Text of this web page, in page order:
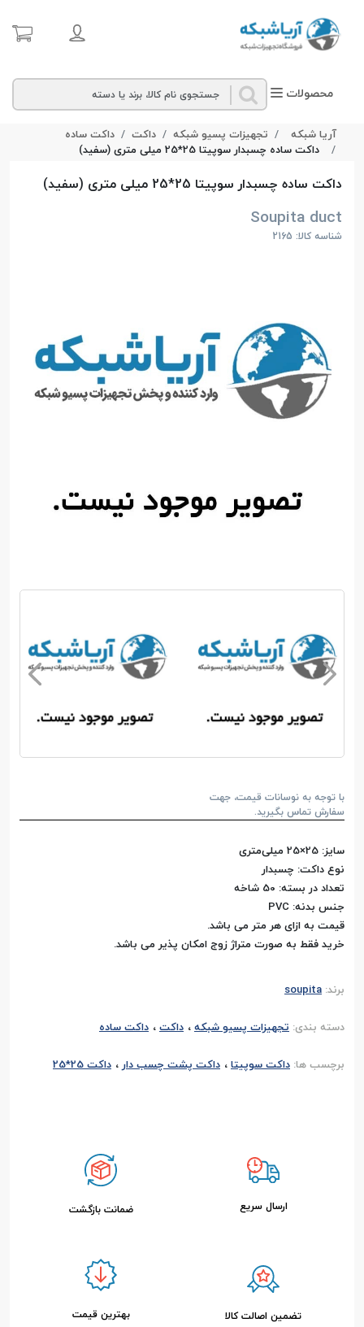
محصولات
آریا شبکه تجهیزات پسیو شبکه داکت
داکت ساده
داکت ساده چسبدار سوپیتا 25*25 میلی‌ متری (سفید)
داکت ساده چسبدار سوپیتا 25*25 میلی‌ متری (سفید)
Soupita duct
شناسه کالا: 2165
با توجه به نوسانات قیمت، جهت
سفارش تماس بگیرید.
سایز: 25×25 میلی‌متری
نوع داکت: چسبدار
تعداد در بسته: 50 شاخه
جنس بدنه: PVC
قیمت به ازای هر متر می باشد.
خرید فقط به صورت متراژ زوج امکان پذیر می باشد.
برند: soupita
دسته بندی: تجهیزات پسیو شبکه، داکت، داکت ساده
برچسب ها: داکت سوپیتا، داکت پشت چسب دار، داکت 25*25
ارسال سریع ضمانت بازگشت
تضمین اصالت کالا بهترین قیمت